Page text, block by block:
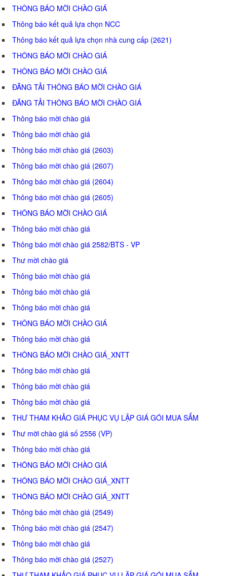
THÔNG BÁO MỜI CHÀO GIÁ
Thông báo kết quả lựa chọn NCC
Thông báo kết quả lựa chọn nhà cung cấp (2621)
THÔNG BÁO MỜI CHÀO GIÁ
THÔNG BÁO MỜI CHÀO GIÁ
ĐĂNG TẢI THÔNG BÁO MỜI CHÀO GIÁ
ĐĂNG TẢI THÔNG BÁO MỜI CHÀO GIÁ
Thông báo mời chào giá
Thông báo mời chào giá
Thông báo mời chào giá (2603)
Thông báo mời chào giá (2607)
Thông báo mời chào giá (2604)
Thông báo mời chào giá (2605)
THÔNG BÁO MỜI CHÀO GIÁ
Thông báo mời chào giá
Thông báo mời chào giá 2582/BTS - VP
Thư mời chào giá
Thông báo mời chào giá
Thông báo mời chào giá
Thông báo mời chào giá
THÔNG BÁO MỜI CHÀO GIÁ
Thông báo mời chào giá
THÔNG BÁO MỜI CHÀO GIÁ_XNTT
Thông báo mời chào giá
Thông báo mời chào giá
Thông báo mời chào giá
THƯ THAM KHẢO GIÁ PHỤC VỤ LẬP GIÁ GÓI MUA SẮM
Thư mời chào giá số 2556 (VP)
Thông báo mời chào giá
THÔNG BÁO MỜI CHÀO GIÁ
THÔNG BÁO MỜI CHÀO GIÁ_XNTT
THÔNG BÁO MỜI CHÀO GIÁ_XNTT
Thông báo mời chào giá (2549)
Thông báo mời chào giá (2547)
Thông báo mời chào giá
Thông báo mời chào giá (2527)